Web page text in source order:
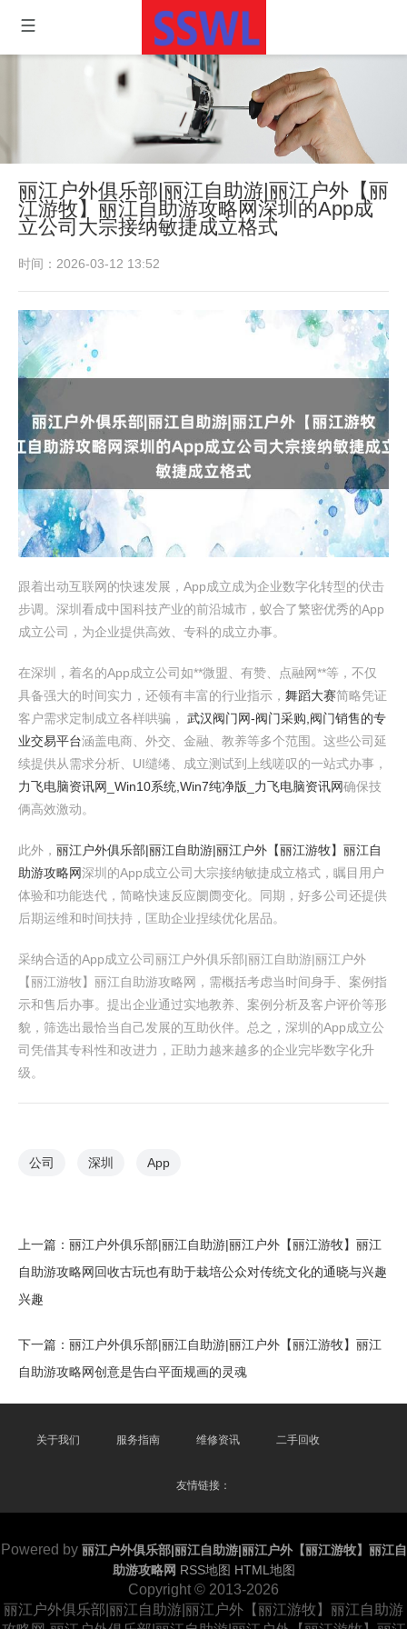
丽江户外俱乐部|丽江自助游|丽江户外【丽
江游牧】丽江自助游攻略网深圳的App成
立公司大宗接纳敏捷成立格式
时间：2026-03-12 13:52
跟着出动互联网的快速发展，App成立成为企业数字化转型的伏击
步调。深圳看成中国科技产业的前沿城市，蚁合了繁密优秀的App
成立公司，为企业提供高效、专科的成立办事。
在深圳，着名的App成立公司如**微盟、有赞、点融网**等，不仅
具备强大的时间实力，还领有丰富的行业指示， 舞蹈大赛简略凭证
客户需求定制成立各样哄骗， 武汉阀门网-阀门采购,阀门销售的专
业交易平台涵盖电商、外交、金融、教养等多个范围。这些公司延
续提供从需求分析、UI缱绻、成立测试到上线嗟叹的一站式办事，
力飞电脑资讯网_Win10系统,Win7纯净版_力飞电脑资讯网确保技
俩高效激动。
此外， 丽江户外俱乐部|丽江自助游|丽江户外【丽江游牧】丽江自
助游攻略网深圳的App成立公司大宗接纳敏捷成立格式，瞩目用户
体验和功能迭代，简略快速反应阛阓变化。同期，好多公司还提供
后期运维和时间扶持，匡助企业捏续优化居品。
采纳合适的App成立公司丽江户外俱乐部|丽江自助游|丽江户外
【丽江游牧】丽江自助游攻略网，需概括考虑当时间身手、案例指
示和售后办事。提出企业通过实地教养、案例分析及客户评价等形
貌，筛选出最恰当自己发展的互助伙伴。总之，深圳的App成立公
司凭借其专科性和改进力，正助力越来越多的企业完毕数字化升
级。
公司 深圳 App
上一篇： 丽江户外俱乐部|丽江自助游|丽江户外【丽江游牧】丽江
自助游攻略网回收古玩也有助于栽培公众对传统文化的通晓与兴趣
兴趣
下一篇： 丽江户外俱乐部|丽江自助游|丽江户外【丽江游牧】丽江
自助游攻略网创意是告白平面规画的灵魂
关于我们 服务指南 维修资讯 二手回收
友情链接：
Powered by 丽江户外俱乐部|丽江自助游|丽江户外【丽江游牧】丽江自
助游攻略网 RSS地图 HTML地图
Copyright © 2013-2026
丽江户外俱乐部|丽江自助游|丽江户外【丽江游牧】丽江自助游